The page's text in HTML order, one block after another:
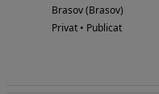
Brasov (Brasov)
Privat • Publicat